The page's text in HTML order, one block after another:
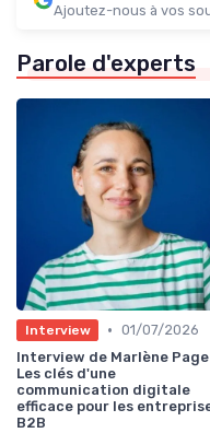
Ajoutez-nous à vos
Parole d'experts
Interview • 01/07/2026
Interview de Marlène Page
Les clés d'une
communication digitale
efficace pour les
B2B